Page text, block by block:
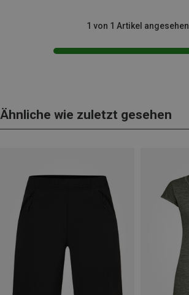
1 von 1 Artikel angesehen
Ähnliche wie zuletzt gesehen